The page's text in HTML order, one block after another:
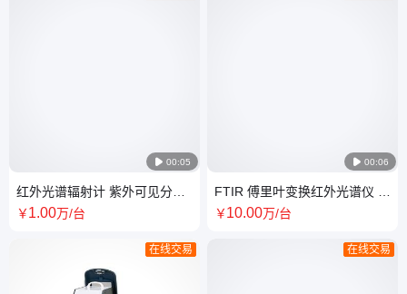
 00:05
红外光谱辐射计 紫外可见分光
光度计 卤素灯 双光速
￥1.00万/台
在线交易
 00:06
FTIR 傅里叶变换红外光谱仪 免
振结构支座 质量好 售后服务佳
￥10.00万/台
在线交易